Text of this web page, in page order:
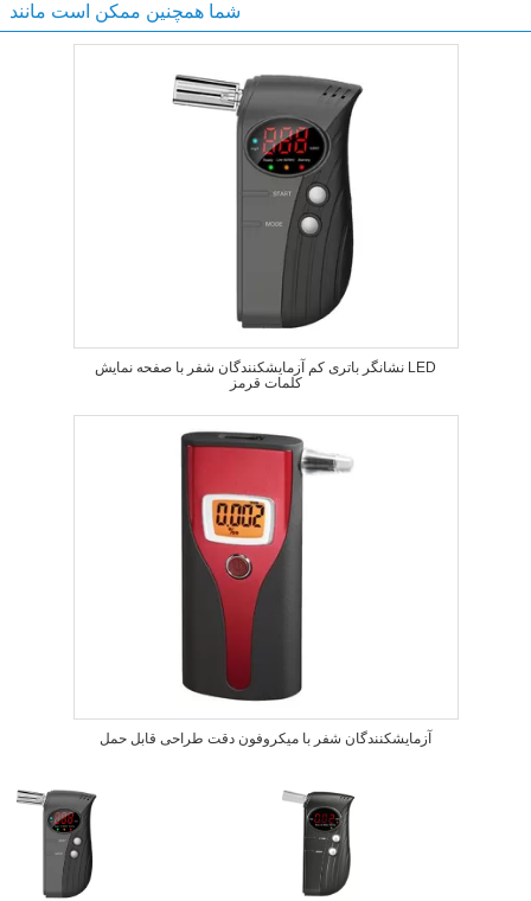
شما همچنین ممکن است مانند
نشانگر باتری کم آزمایشکنندگان شفر با صفحه نمایش LED
کلمات قرمز
آزمایشکنندگان شفر با میکروفون دقت طراحی قابل حمل